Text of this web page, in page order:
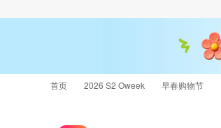
首页 2026 S2 Oweek 早春购物节